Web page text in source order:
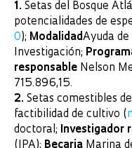
1. Setas del Bosque
potencialidades de
0 ); ModalidadAyuda de
Investigación;
responsable Nelson
715.896,15.
2. Setas comestibles
factibilidad de cultivo (
doctoral;
Investigador
(IPA); Becaria Marina